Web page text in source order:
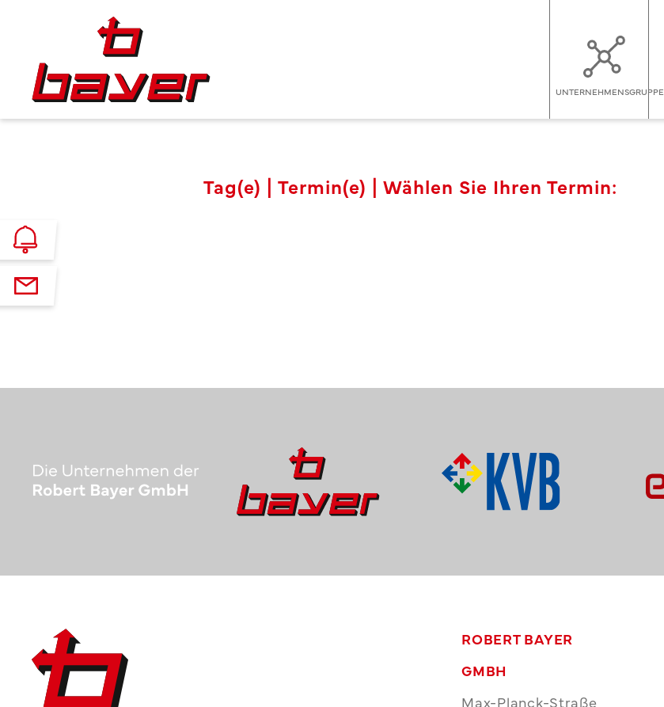
UNTERNEHMENSGRUPPE
Tag(e) | Termin(e) | Wählen Sie Ihren Termin:
ROBERT BAYER
GMBH
Max-Planck-Straße